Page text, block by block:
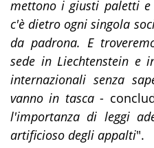
mettono i giusti paletti
c'è dietro ogni singola
da padrona. E
sede in Liechtenstein e
internazionali senza
vanno in tasca-
l'importanza di leggi
artificioso degli appalti".